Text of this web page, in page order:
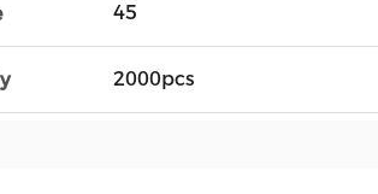
45
2000pcs